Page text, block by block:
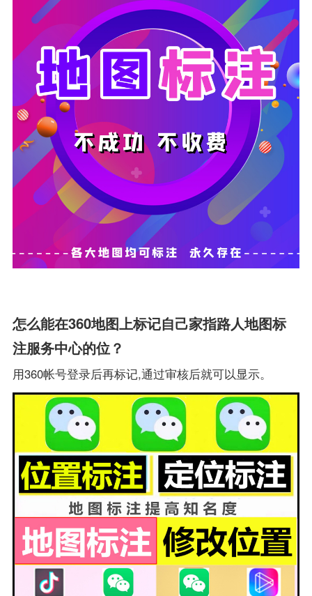
怎么能在360地图上标记自己家指路人地图标
注服务中心的位？
用360帐号登录后再标记,通过审核后就可以显示。